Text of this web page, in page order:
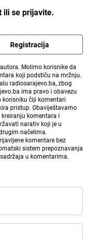
ili se prijavite.
Registracija
Molimo korisnike da
koji podstiču na mržnju.
radiosarajevo.ba, zbog
ima pravo i obavezu
čiji komentari
pristup. Obaviještavamo
komentara i
narativ koji je u
načelima.
komentare bez
sistem prepoznavanja
u komentarima.